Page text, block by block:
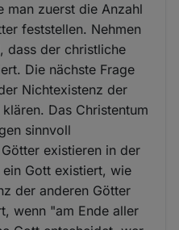
man zuerst die Anzahl
feststellen. Nehmen
dass der christliche
Die nächste Frage
Nichtexistenz der
Das Christentum
sinnvoll
existieren in der
Gott existiert, wie
der anderen Götter
wenn "am Ende aller